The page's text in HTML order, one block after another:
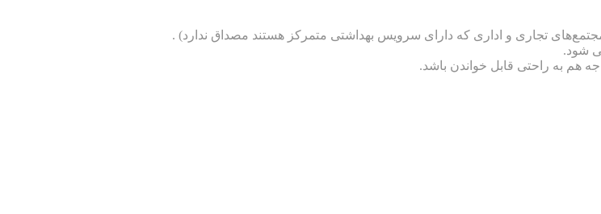
تجاری و اداری که دارای سرویس بهداشتی متمرکز هستند مصداق ندارد) .
شود.
هم به راحتی قابل خواندن باشد.